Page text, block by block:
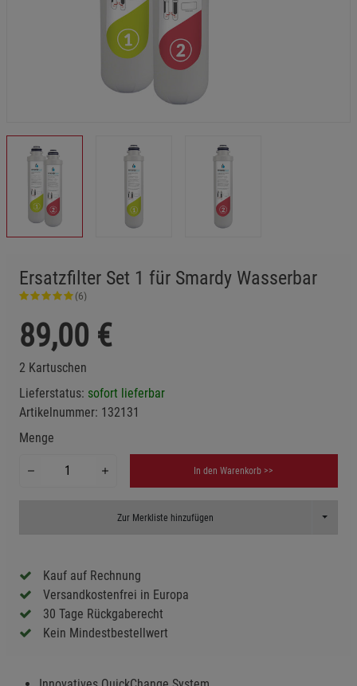
Ersatzfilter Set 1 für Smardy Wasserbar
(6)
89,00 €
2 Kartuschen
Lieferstatus: sofort lieferbar
Artikelnummer: 132131
Menge
In den Warenkorb >>
Zur Merkliste hinzufügen Toggle
Kauf auf Rechnung
Versandkostenfrei in Europa
30 Tage Rückgaberecht
Kein Mindestbestellwert